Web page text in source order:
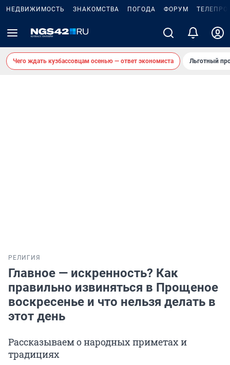
НЕДВИЖИМОСТЬ ЗНАКОМСТВА ПОГОДА ФОРУМ
Чего ждать кузбассовцам осенью — ответ экономиста Льготный
РЕЛИГИЯ
Главное — искренность? Как
правильно извиняться в Прощеное
воскресенье и что нельзя делать в
этот день
Рассказываем о народных приметах и
традициях